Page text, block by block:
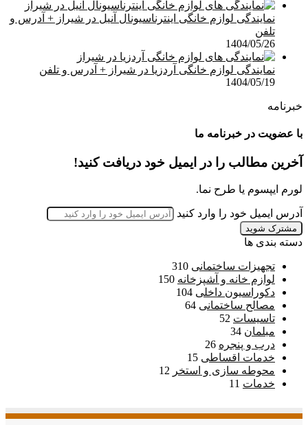
نمایندگی لوازم خانگی اینترناسیونال آنیل در شیراز + آدرس و
تلفن
1404/05/26
نمایندگی لوازم خانگی آردزیا در شیراز + آدرس و تلفن
1404/05/19
خبرنامه
با عضویت در خبرنامه ما
آخرین مطالب را در ایمیل خود دریافت کنید!
لورم ایپسوم یا طرح‌ نما.
آدرس ایمیل خود را وارد کنید
دسته بندی ها
تجهیزات ساختمانی 310
لوازم خانه و آشپزخانه 150
دکوراسیون داخلی 104
مصالح ساختمانی 64
تاسیسات 52
مبلمان 34
درب و پنجره 26
خدمات اقساطی 15
محوطه سازی و استخر 12
خدمات 11